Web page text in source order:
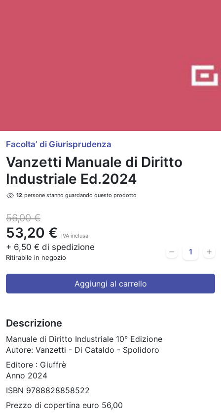
Facolta’ di Giurisprudenza
Vanzetti Manuale di Diritto
Industriale Ed.2024
12 persone stanno guardando questo prodotto
56,00 €
53,20 € IVA inclusa
+ 6,50 € di spedizione
Ritirabile in negozio
Aggiungi al carrello
Descrizione
Manuale di Diritto Industriale 10° Edizione
Autore: Vanzetti - Di Cataldo - Spolidoro
Editore : Giuffrè
Anno 2024
ISBN 9788828858522
Prezzo di copertina euro 56,00